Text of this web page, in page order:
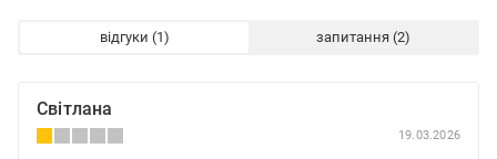
відгуки запитання
Світлана
19.03.2026